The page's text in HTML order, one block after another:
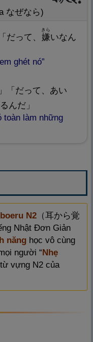
なぜなら)
だって、 嫌
きら
いなん
ghét nó”
「だって、あい
んだ」
toàn làm những
N2（耳から覚
Nhật Đơn Giản
nănghọc vô cùng
người “Nhẹ
vựng N2 của